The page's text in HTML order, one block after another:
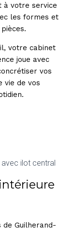
à votre service
les formes et
votre cabinet
joue avec
vos
vie de vos
de Guilherand-